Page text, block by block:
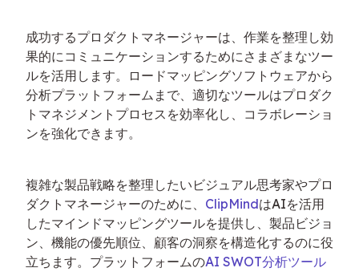
成功するプロダクトマネージャーは、作業を整理し効
果的にコミュニケーションするためにさまざまなツー
ルを活用します。ロードマッピングソフトウェアから
分析プラットフォームまで、適切なツールはプロダク
トマネジメントプロセスを効率化し、コラボレーショ
ンを強化できます。
複雑な製品戦略を整理したいビジュアル思考家やプロ
ダクトマネージャーのために、 ClipMindはAIを活用
したマインドマッピングツールを提供し、製品ビジョ
ン、機能の優先順位、顧客の洞察を構造化するのに役
立ちます。プラットフォームのAI SWOT分析ツール